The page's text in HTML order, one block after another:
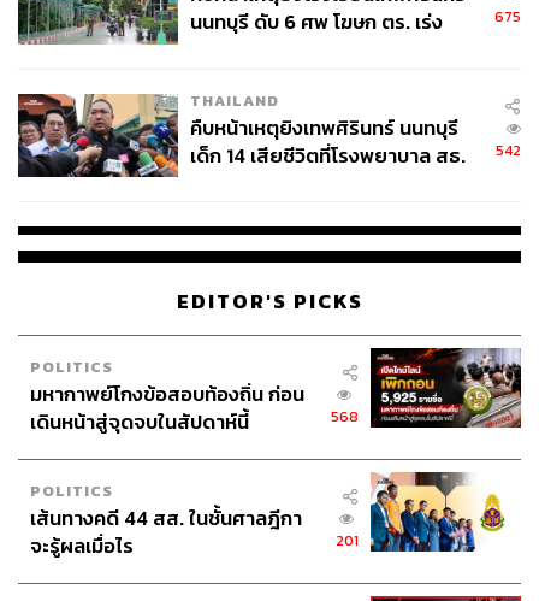
ศูนย์วิจัยเศรษฐกิจและธุรกิจ (SCB EIC)
นนทบุรี ดับ 6 ศพ โฆษก ตร. เร่ง
675
THAILAND
คืบหน้าเหตุยิงเทพศิรินทร์ นนทบุรี
เด็ก 14 เสียชีวิตที่โรงพยาบาล สธ.
542
EDITOR'S PICKS
POLITICS
มหากาพย์โกงข้อสอบท้องถิ่น ก่อน
เดินหน้าสู่จุดจบในสัปดาห์นี้
568
POLITICS
เส้นทางคดี 44 สส. ในชั้นศาลฎีกา
จะรู้ผลเมื่อไร
201